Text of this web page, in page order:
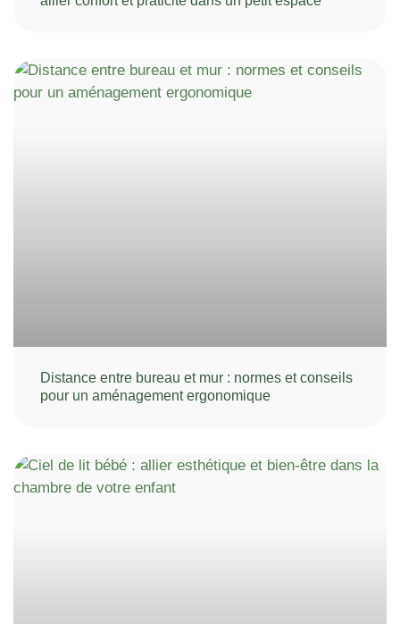
Distance entre bureau et mur : normes et conseils
pour un aménagement ergonomique